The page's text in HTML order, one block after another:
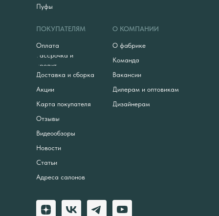
ПОКУПАТЕЛЯМ О КОМПАНИИ
Оплата
О фабрике
Команда
Вакансии
Дилерам и оптовикам
Дизайнерам
Рассрочка и
кредит
Доставка и сборка
Акции
Карта покупателя
Отзывы
Видеообзоры
Новости
Статьи
Адреса салонов
Пуфы